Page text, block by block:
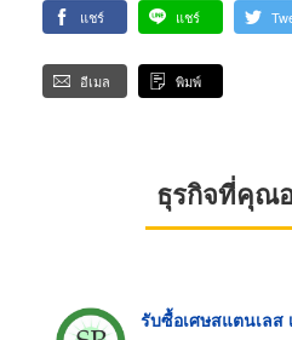
แชร์ แชร์
อีเมล พิมพ์
ธุรกิจที่คุณ
รับซื้อเศษสแตนเลส